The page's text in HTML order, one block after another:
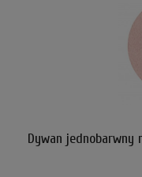
Dywan jednobarwny